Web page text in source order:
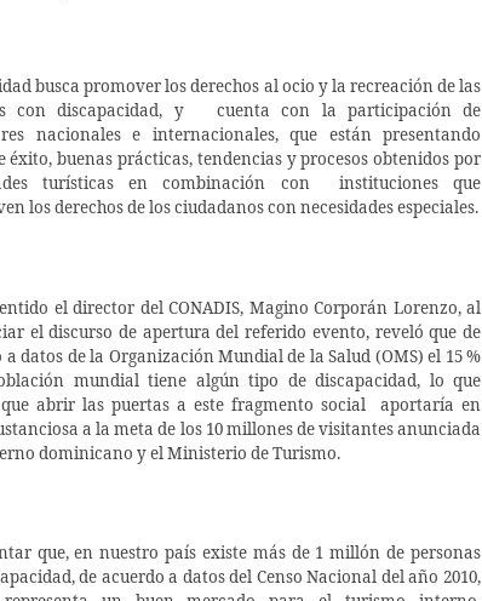
busca promover los derechos al ocio y la recreación de las
con discapacidad, y cuenta con la participación de
nacionales e internacionales, que están presentando
éxito, buenas prácticas, tendencias y procesos obtenidos por
turísticas en combinación con instituciones que
los derechos de los ciudadanos con necesidades especiales.
el director del CONADIS, Magino Corporán Lorenzo, al
el discurso de apertura del referido evento, reveló que de
a datos de la Organización Mundial de la Salud (OMS) el 15 %
mundial tiene algún tipo de discapacidad, lo que
abrir las puertas a este fragmento social aportaría en
a la meta de los 10 millones de visitantes anunciada
dominicano y el Ministerio de Turismo.
que, en nuestro país existe más de 1 millón de personas
de acuerdo a datos del Censo Nacional del año 2010,